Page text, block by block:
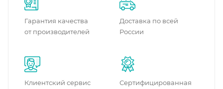
Гарантия качества
от производителей
Доставка по всей
России
Клиентский сервис
Сертифицированная